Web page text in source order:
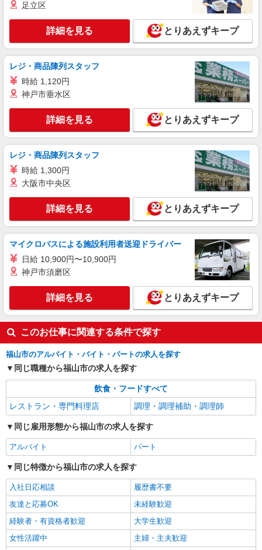
キープ 詳細を見る
足立区
詳細を見る とりあえずキープ
レジ・商品陳列スタッフ
時給 1,120円
神戸市垂水区
詳細を見る とりあえずキープ
レジ・商品陳列スタッフ
時給 1,300円
大阪市中央区
詳細を見る とりあえずキープ
マイクロバスによる施設利用者送迎ドライバー
日給 10,900円〜10,900円
神戸市須磨区
詳細を見る とりあえずキープ
このお仕事に関連する条件で探す
福山市のアルバイト・バイト・パートの求人を探す
同じ職種から福山市の求人を探す
飲食・フードすべて
レストラン・専門料理店
調理・調理補助・調理師
同じ雇用形態から福山市の求人を探す
アルバイト パート
同じ特徴から福山市の求人を探す
入社日応相談
履歴書不要
友達と応募OK
未経験歓迎
経験者・有資格者歓迎
大学生歓迎
女性活躍中
主婦・主夫歓迎